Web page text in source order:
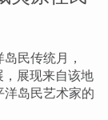
民传统月，
展现来自该地
岛民艺术家的